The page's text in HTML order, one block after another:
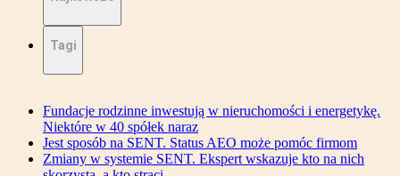
Tagi
Fundacje rodzinne inwestują w nieruchomości i energetykę.
Niektóre w 40 spółek naraz
Jest sposób na SENT. Status AEO może pomóc firmom
Zmiany w systemie SENT. Ekspert wskazuje kto na nich